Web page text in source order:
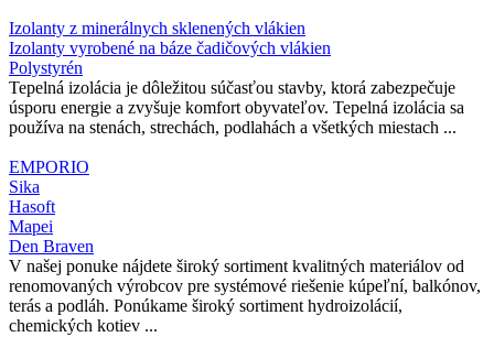
Izolanty z minerálnych sklenených vlákien
Izolanty vyrobené na báze čadičových vlákien
Polystyrén
Tepelná izolácia je dôležitou súčasťou stavby, ktorá zabezpečuje
úsporu energie a zvyšuje komfort obyvateľov. Tepelná izolácia sa
používa na stenách, strechách, podlahách a všetkých miestach ...
EMPORIO
Sika
Hasoft
Mapei
Den Braven
V našej ponuke nájdete široký sortiment kvalitných materiálov od
renomovaných výrobcov pre systémové riešenie kúpeľní, balkónov,
terás a podláh. Ponúkame široký sortiment hydroizolácií,
chemických kotiev ...